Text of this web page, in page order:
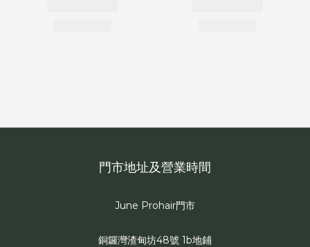
門市地址及營業時間
June Prohair門市
銅鑼灣渣甸坊48號 1b地鋪